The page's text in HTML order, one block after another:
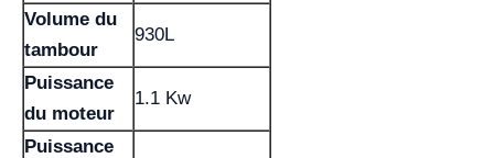
Volume du
tambour
930L
Puissance
du moteur
1.1 Kw
Puissance